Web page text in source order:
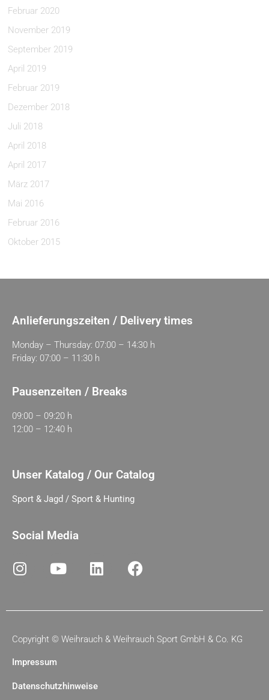
Februar 2020
November 2019
September 2019
April 2019
Februar 2019
Dezember 2018
Juli 2018
April 2018
April 2017
März 2017
Mai 2016
Februar 2016
Oktober 2015
Anlieferungszeiten / Delivery times
Monday – Thursday: 07:00 – 14:30 h
Friday: 07:00 – 11:30 h
Pausenzeiten / Breaks
09:00 – 09:20 h
12:00 – 12:40 h
Unser Katalog / Our Catalog
Sport & Jagd / Sport & Hunting
Social Media
Copyright © Weihrauch & Weihrauch Sport GmbH & Co. KG
Impressum
Datenschutzhinweise